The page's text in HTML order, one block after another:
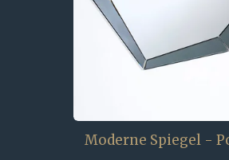
Moderne Spiegel -